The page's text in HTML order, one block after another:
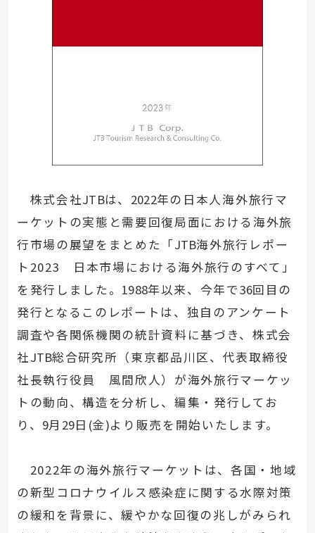
株式会社JTBは、 2022年の日本人海外旅行マ
ーケットの実態と需要回復局面における海外旅
行市場の展望をまとめた「JTB海外旅行レポー
ト2023 日本市場における海外旅行のすべて」
を発行しました。 1988年以来、今年で36回目の
発行となるこのレポートは、独自のアンケート
調査や各関係機関の統計資料に基づき、株式会
社JTB総合研究所（東京都品川区、代表取締役
社長執行役員 風間欣人）が海外旅行マーケッ
トの動向、構造を分析し、編集・発行してお
り、 9月 29日 (金)より販売を開始いたします。
2022年の海外旅行マーケットは、各国・地域
の新型コロナウイルス感染症に関する水際対策
の緩和を背景に、緩やかな回復の兆しがみられ